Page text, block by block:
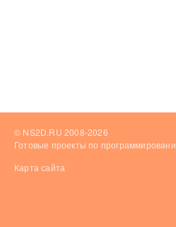
© NS2D.RU 2008-2026
Готовые проекты по
Карта сайта